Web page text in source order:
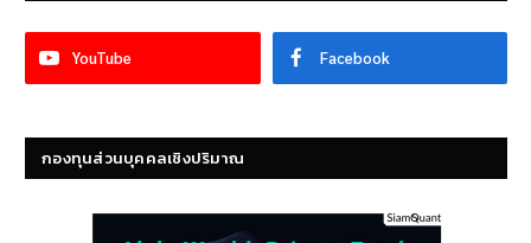
YouTube Facebook
กองทุนส่วนบุคคลเชิงปริมาณ